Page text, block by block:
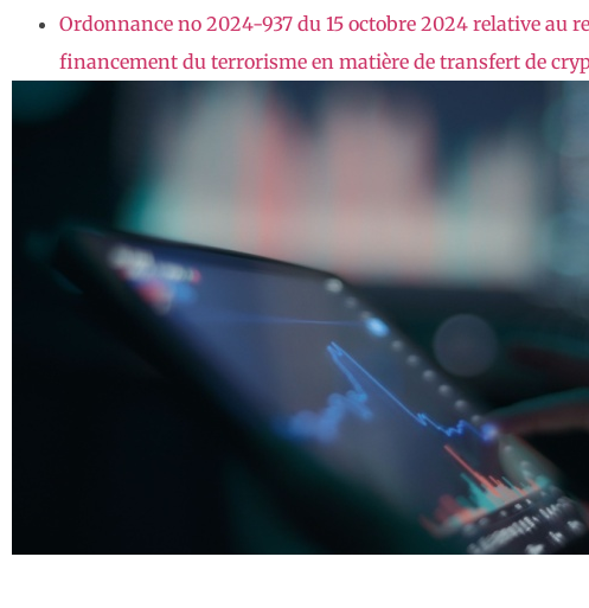
Ordonnance no 2024-937 du 15 octobre 2024 relative
financement du terrorisme en matière de transfert de